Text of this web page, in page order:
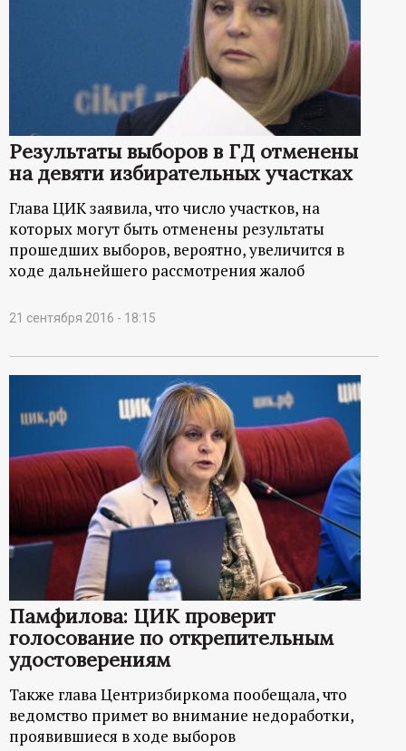
Результаты выборов в ГД отменены
на девяти избирательных участках
Глава ЦИК заявила, что число участков, на
которых могут быть отменены результаты
прошедших выборов, вероятно, увеличится в
ходе дальнейшего рассмотрения жалоб
21 сентября 2016 - 18:15
Памфилова: ЦИК проверит
голосование по открепительным
удостоверениям
Также глава Центризбиркома пообещала, что
ведомство примет во внимание недоработки,
проявившиеся в ходе выборов